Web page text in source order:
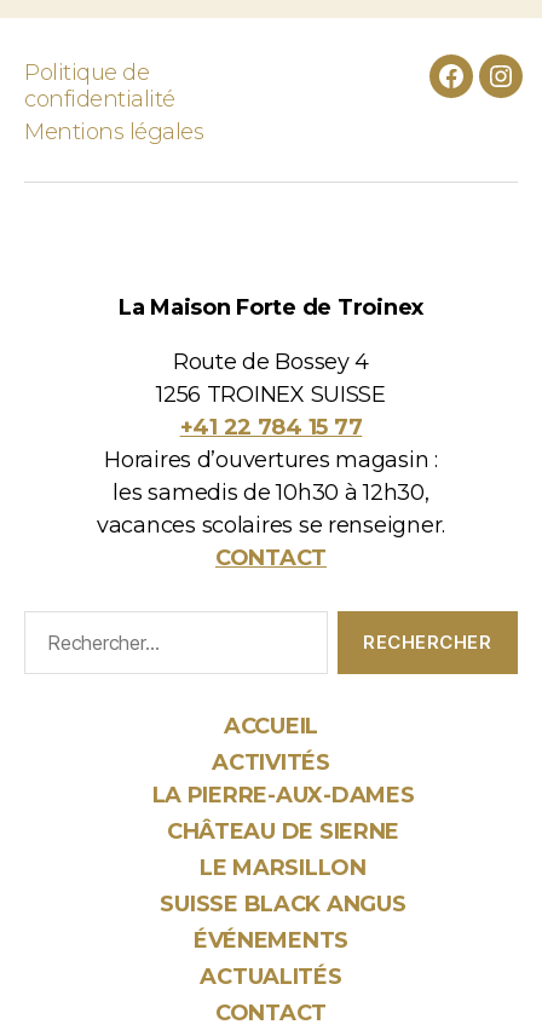
Politique de
confidentialité
Mentions légales
La Maison Forte de Troinex
Route de Bossey 4
1256 TROINEX SUISSE
+41 22 784 15 77
Horaires d’ouvertures magasin :
les samedis de 10h30 à 12h30,
vacances scolaires se renseigner.
CONTACT
ACCUEIL
ACTIVITÉS
LA PIERRE-AUX-DAMES
CHÂTEAU DE SIERNE
LE MARSILLON
SUISSE BLACK ANGUS
ÉVÉNEMENTS
ACTUALITÉS
CONTACT